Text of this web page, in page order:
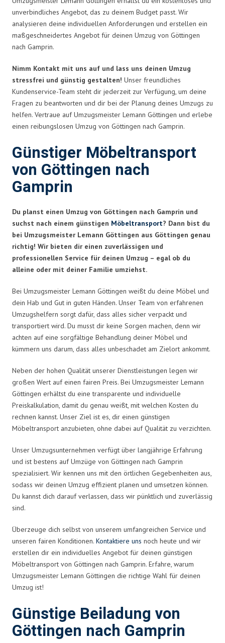
unverbindliches Angebot, das zu deinem Budget passt. Wir
analysieren deine individuellen Anforderungen und erstellen ein
maßgeschneidertes Angebot für deinen Umzug von Göttingen
nach Gamprin.
Nimm Kontakt mit uns auf und lass uns deinen Umzug
stressfrei und günstig gestalten! Unser freundliches
Kundenservice-Team steht dir jederzeit zur Verfügung, um deine
Fragen zu beantworten und dir bei der Planung deines Umzugs zu
helfen. Vertraue auf Umzugsmeister Lemann Göttingen und erlebe
einen reibungslosen Umzug von Göttingen nach Gamprin.
Günstiger Möbeltransport
von Göttingen nach
Gamprin
Du planst einen Umzug von Göttingen nach Gamprin und
suchst nach einem günstigen Möbeltransport? Dann bist du
bei Umzugsmeister Lemann Göttingen aus Göttingen genau
richtig! Wir bieten dir einen zuverlässigen und
professionellen Service für deinen Umzug – egal ob du
alleine oder mit deiner Familie umziehst.
Bei Umzugsmeister Lemann Göttingen weißt du deine Möbel und
dein Hab und Gut in guten Händen. Unser Team von erfahrenen
Umzugshelfern sorgt dafür, dass alles sicher verpackt und
transportiert wird. Du musst dir keine Sorgen machen, denn wir
achten auf eine sorgfältige Behandlung deiner Möbel und
kümmern uns darum, dass alles unbeschadet am Zielort ankommt.
Neben der hohen Qualität unserer Dienstleistungen legen wir
großen Wert auf einen fairen Preis. Bei Umzugsmeister Lemann
Göttingen erhältst du eine transparente und individuelle
Preiskalkulation, damit du genau weißt, mit welchen Kosten du
rechnen kannst. Unser Ziel ist es, dir einen günstigen
Möbeltransport anzubieten, ohne dabei auf Qualität zu verzichten.
Unser Umzugsunternehmen verfügt über langjährige Erfahrung
und ist bestens auf Umzüge von Göttingen nach Gamprin
spezialisiert. Wir kennen uns mit den örtlichen Gegebenheiten aus,
sodass wir deinen Umzug effizient planen und umsetzen können.
Du kannst dich darauf verlassen, dass wir pünktlich und zuverlässig
sind.
Überzeuge dich selbst von unserem umfangreichen Service und
unseren fairen Konditionen. Kontaktiere uns noch heute und wir
erstellen dir ein individuelles Angebot für deinen günstigen
Möbeltransport von Göttingen nach Gamprin. Erfahre, warum
Umzugsmeister Lemann Göttingen die richtige Wahl für deinen
Umzug ist!
Günstige Beiladung von
Göttingen nach Gamprin